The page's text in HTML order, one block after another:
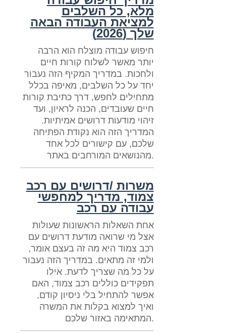
מלא, כל השלבים
למציאת העבודה הבאה
שלך (2026)
חיפוש עבודה מוצלח הוא הרבה
יותר מאשר לשלוח קורות חיים
ולחכות. במדריך המקיף הזה נעבור
יחד על כל השלבים, מאיפה בכלל
מתחילים לחפש, דרך כתיבת קורות
חיים שעובדים, הכנה לראיון, ועד
זיהוי מודעות דרושים אמיתיות.
המדריך הזה הוא נקודת הפתיחה
שלכם, עם קישורים לכל אחד
מהנושאים המורחבים באתר.
משרות /דרושים עם רכב
צמוד, מדריך למחפשי
עבודה עם רכב
אחת השאלות הראשונות שעולות
אצל מי שרואה מודעת דרושים עם
רכב צמוד היא מה זה בעצם אומר,
ולמי זה מתאים. במדריך הזה נעבור
על כל מה שצריך לדעת. אילו
תפקידים כוללים רכב צמוד, האם
אפשר להתחיל בלי ניסיון קודם,
ואיך למצוא בקלות את המשרה
המתאימה באזור שלכם.